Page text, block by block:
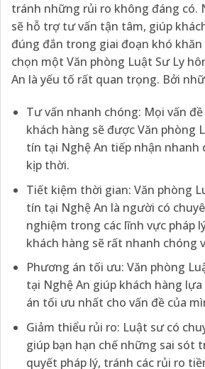
tránh những rủi ro không đáng có.
sẽ hỗ trợ tư vấn tận tâm, giúp
đúng đắn trong giai đoạn khó khăn
chọn một Văn phòng Luật Sư Ly
An là yếu tố rất quan trọng. Bởi
Tư vấn nhanh chóng: Mọi vấn
khách hàng sẽ được Văn phòng
tín tại Nghệ An tiếp nhận nhanh
kịp thời.
Tiết kiệm thời gian: Văn phòng
tín tại Nghệ An là người có
nghiệm trong các lĩnh vực pháp
khách hàng sẽ rất nhanh chóng
Phương án tối ưu: Văn phòng
tại Nghệ An giúp khách hàng
án tối ưu nhất cho vấn đề của
Giảm thiểu rủi ro: Luật sư có
giúp bạn hạn chế những sai sót
quyết pháp lý, tránh các rủi ro